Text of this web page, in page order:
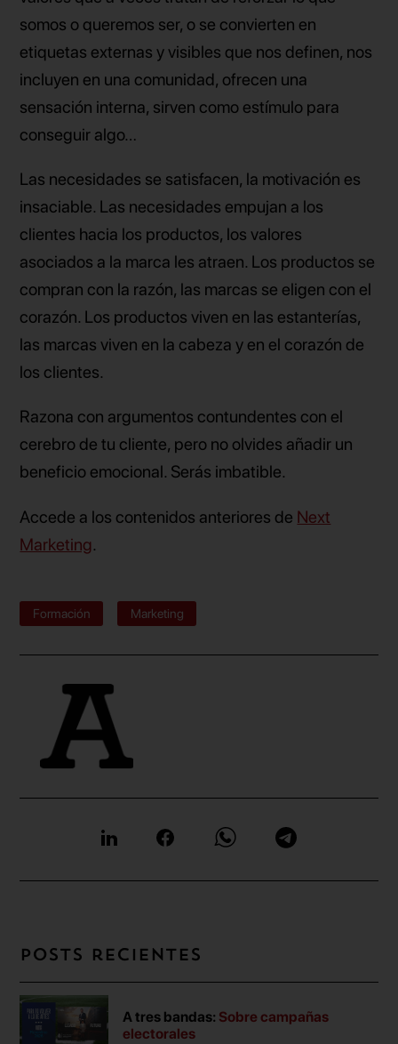
somos o queremos ser, o se convierten en
etiquetas externas y visibles que nos definen, nos
incluyen en una comunidad, ofrecen una
sensación interna, sirven como estímulo para
conseguir algo…
Las necesidades se satisfacen, la motivación es
insaciable. Las necesidades empujan a los
clientes hacia los productos, los valores
asociados a la marca les atraen. Los productos se
compran con la razón, las marcas se eligen con el
corazón. Los productos viven en las estanterías,
las marcas viven en la cabeza y en el corazón de
los clientes.
Razona con argumentos contundentes con el
cerebro de tu cliente, pero no olvides añadir un
beneficio emocional. Serás imbatible.
Accede a los contenidos anteriores de Next
Marketing.
Formación Marketing
Posts recientes
A tres bandas: Sobre campañas
electorales